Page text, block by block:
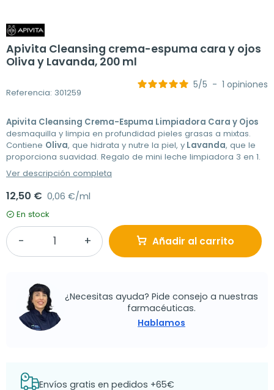
Apivita Cleansing crema-espuma cara y ojos
Oliva y Lavanda, 200 ml
Referencia: 301259
5/5 - 1 opiniones
Apivita Cleansing Crema-Espuma Limpiadora Cara y Ojos
desmaquilla y limpia en profundidad pieles grasas a mixtas.
Contiene Oliva, que hidrata y nutre la piel, y Lavanda, que le
proporciona suavidad. Regalo de mini leche limpiadora 3 en 1.
Ver descripción completa
12,50 € 0,06 €/ml
En stock
Añadir al carrito
¿Necesitas ayuda? Pide consejo a nuestras
farmacéuticas.
Hablamos
Envíos gratis en pedidos +65€